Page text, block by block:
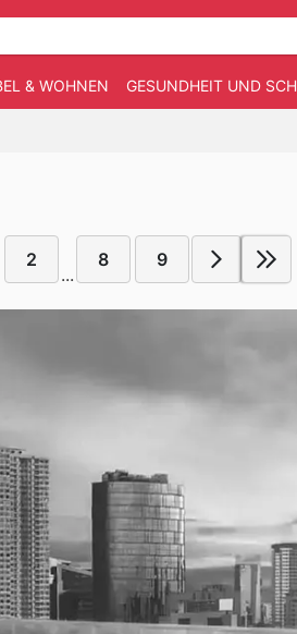
& WOHNEN GESUNDHEIT UND
2
...
8 9